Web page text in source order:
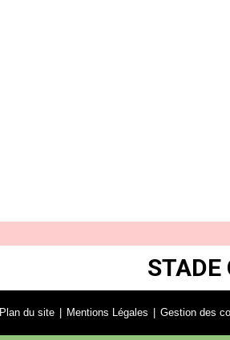
STADE
Plan du site Mentions Légales Gestion des